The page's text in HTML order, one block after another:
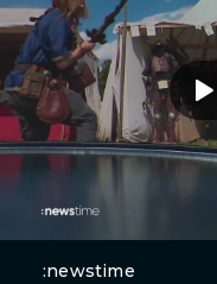
:newstime